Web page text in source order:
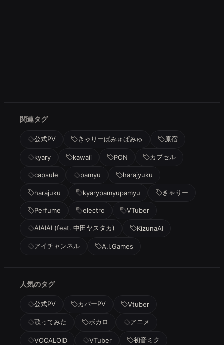
関連タグ
公式PV きゃりーぱみゅぱみゅ 原宿
kyary kawaii PON カプセル
capsule pamyu harajyuku
harajuku kyarypamyupamyu きゃりー
Perfume electro VTuber
AIAIAI (feat. 中田ヤスタカ) KizunaAI
アイチャンネル A.I.Games
人気のタグ
公式PV カバーPV Vtuber
歌ってみた ボカロ アニメ
VOCALOID VTuber 初音ミク